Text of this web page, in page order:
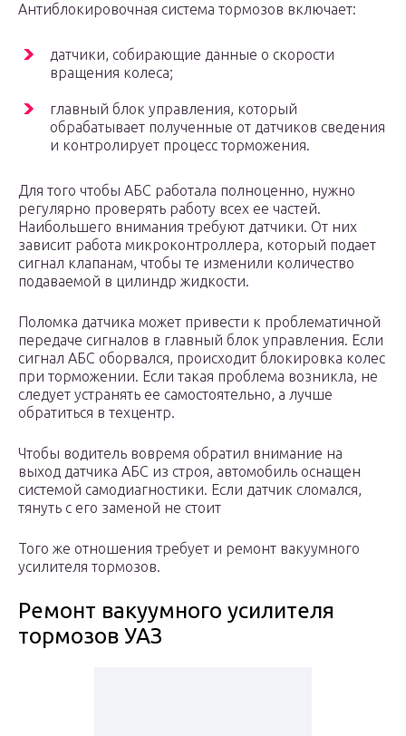
Антиблокировочная система тормозов включает:
датчики, собирающие данные о скорости
вращения колеса;
главный блок управления, который
обрабатывает полученные от датчиков сведения
и контролирует процесс торможения.
Для того чтобы АБС работала полноценно, нужно
регулярно проверять работу всех ее частей.
Наибольшего внимания требуют датчики. От них
зависит работа микроконтроллера, который подает
сигнал клапанам, чтобы те изменили количество
подаваемой в цилиндр жидкости.
Поломка датчика может привести к проблематичной
передаче сигналов в главный блок управления. Если
сигнал АБС оборвался, происходит блокировка колес
при торможении. Если такая проблема возникла, не
следует устранять ее самостоятельно, а лучше
обратиться в техцентр.
Чтобы водитель вовремя обратил внимание на
выход датчика АБС из строя, автомобиль оснащен
системой самодиагностики. Если датчик сломался,
тянуть с его заменой не стоит
Того же отношения требует и ремонт вакуумного
усилителя тормозов.
Ремонт вакуумного усилителя
тормозов УАЗ